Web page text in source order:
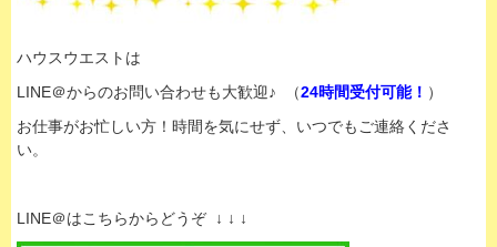
ハウスウエストは
LINE＠からのお問い合わせも大歓迎♪ （24時間受付可能！ ）
お仕事がお忙しい方！時間を気にせず、いつでもご連絡くださ
い。
LINE＠はこちらからどうぞ ↓ ↓ ↓